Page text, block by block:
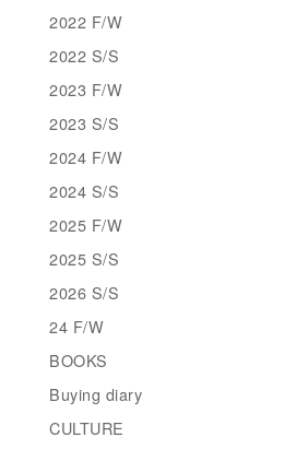
2022 F/W
2022 S/S
2023 F/W
2023 S/S
2024 F/W
2024 S/S
2025 F/W
2025 S/S
2026 S/S
24 F/W
BOOKS
Buying diary
CULTURE